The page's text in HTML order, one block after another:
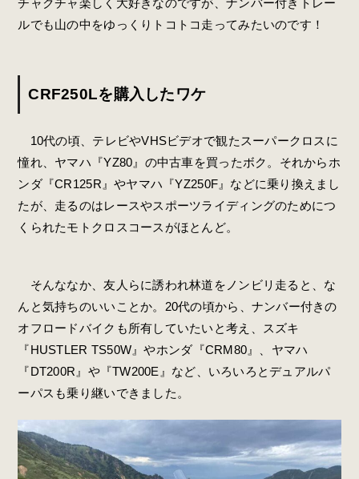
ルでも山の中をゆっくりトコトコ走ってみたいのです！
CRF250Lを購入したワケ
10代の頃、テレビやVHSビデオで観たスーパークロスに
憧れ、ヤマハ『YZ80』の中古車を買ったボク。それからホ
ンダ『CR125R』やヤマハ『YZ250F』などに乗り換えまし
たが、走るのはレースやスポーツライディングのためにつ
くられたモトクロスコースがほとんど。
そんななか、友人らに誘われ林道をノンビリ走ると、な
んと気持ちのいいことか。20代の頃から、ナンバー付きの
オフロードバイクも所有していたいと考え、スズキ
『HUSTLER TS50W』やホンダ『CRM80』、ヤマハ
『DT200R』や『TW200E』など、いろいろとデュアルパ
ーパスも乗り継いできました。